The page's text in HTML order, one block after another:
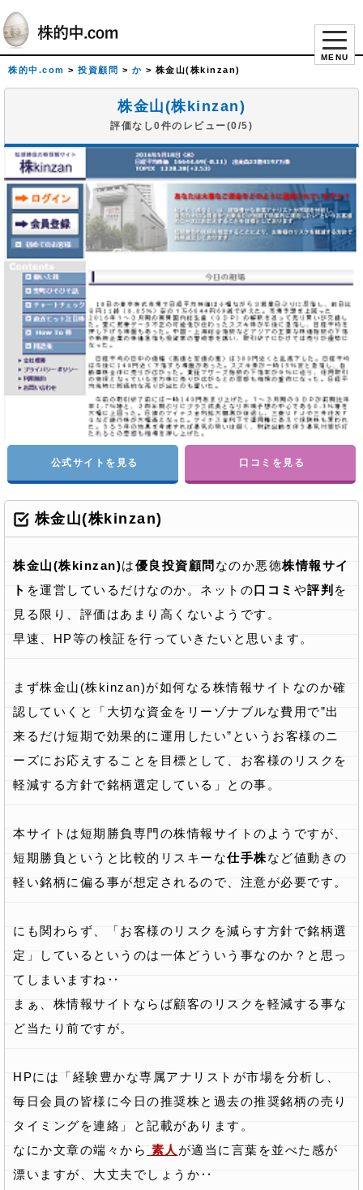
MENU
株的中.com > 投資顧問 > か > 株金山(株kinzan)
株金山(株kinzan)
評価なし0件のレビュー(0/5)
公式サイトを見る 口コミを見る
株金山(株kinzan)
株金山(株kinzan)は優良投資顧問 なのか悪徳株情報サイ
ト を運営しているだけなのか。ネットの口コミ や評判 を
見る限り、評価はあまり高くないようです。
早速、HP等の検証を行っていきたいと思います。
まず株金山(株kinzan)が如何なる株情報サイトなのか確
認していくと「大切な資金をリーゾナブルな費用で”出
来るだけ短期で効果的に運用したい”というお客様のニ
ーズにお応えすることを目標として、お客様のリスクを
軽減する方針で銘柄選定している」との事。
本サイトは短期勝負専門の株情報サイトのようですが、
短期勝負というと比較的リスキーな仕手株など値動きの
軽い銘柄に偏る事が想定されるので、注意が必要です。
にも関わらず、「お客様のリスクを減らす方針で銘柄選
定」しているというのは一体どういう事なのか？と思っ
てしまいますね‥
まぁ、株情報サイトならば顧客のリスクを軽減する事な
ど当たり前ですが。
HPには「経験豊かな専属アナリストが市場を分析し、
毎日会員の皆様に今日の推奨株と過去の推奨銘柄の売り
タイミングを連絡」と記載があります。
なにか文章の端々から 素人 が適当に言葉を並べた感が
漂いますが、大丈夫でしょうか‥